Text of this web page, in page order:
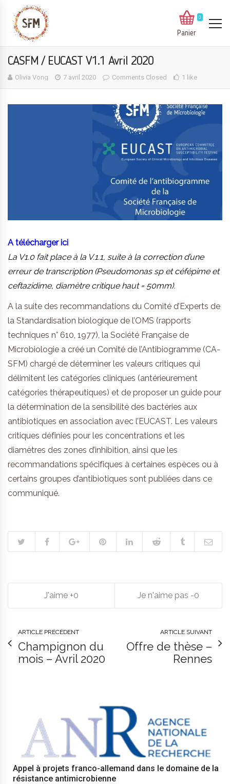
0
Panier
CASFM / EUCAST V1.1 Avril 2020
Olivia Vong 7 avril 2020 Comments Closed 1 like
A télécharger ici
La V1.0 fait place à la V.1.1, suite à la correction d’une
erreur de transcription (Pseudomonas sp et céfépime et
ceftazidime, diamètre critique haut = 50mm).
A la suite des recommandations du Comité d’Experts de
la Standardisation biologique de l’OMS (rapports
techniques n° 610, 1977), la Société Française de
Microbiologie a créé un Comité de l’Antibiogramme (CA-
SFM) chargé de déterminer les valeurs critiques qui
délimitent les catégories cliniques (antérieurement
catégories thérapeutiques) et de proposer un guide pour
la détermination de la sensibilité des bactéries aux
antibiotiques en association avec l’EUCAST. Les valeurs
critiques définies pour les concentrations et les
diamètres des zones d’inhibition, ainsi que les
recommandations spécifiques à certaines espèces ou à
certains groupes d’antibiotiques sont publiées dans ce
communiqué.
0 0
ARTICLE PRÉCÉDENT
Champignon du
mois – Avril 2020
ARTICLE SUIVANT
Offre de thèse –
Rennes
Appel à projets franco-allemand dans le domaine de la
résistance antimicrobienne